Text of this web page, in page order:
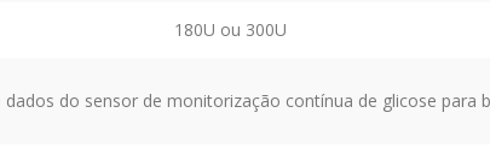
180U ou 300U
dados do sensor de monitorização contínua de glicose para